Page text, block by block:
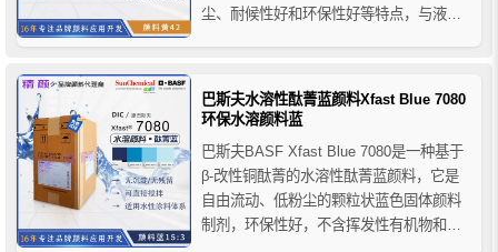
尘、耐候性好和环保性好等特点，与液体
菌剂，该颜料易于使用，只需添加搅拌就
可以完全分散，适用于水性涂料体系，推
巴斯夫水溶性酞菁蓝颜料Xfast Blue 7080
环保水溶颜料蓝
巴斯夫BASF Xfast Blue 7080是一种基于
β-改性铜酞菁的水溶性酞菁蓝颜料，它是
自由流动、低粉尘的颗粒状蓝色固体颜料
制剂，环保性好，不含挥发性有机物和半